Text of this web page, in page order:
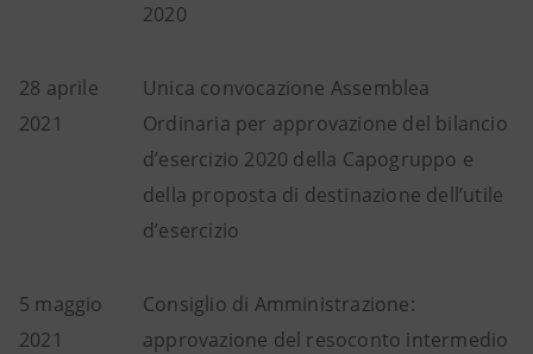
2020
28 aprile
2021
Unica convocazione Assemblea
Ordinaria per approvazione del bilancio
d’esercizio 2020 della Capogruppo e
della proposta di destinazione dell’utile
d’esercizio
5 maggio
2021
Consiglio di Amministrazione:
approvazione del resoconto intermedio